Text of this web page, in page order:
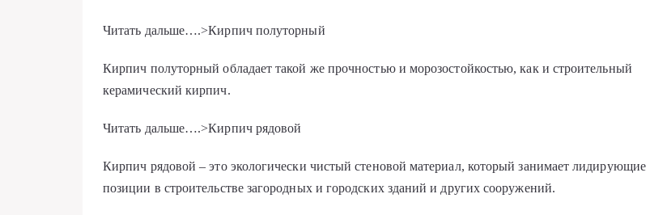
Читать дальше….>Кирпич полуторный
Кирпич полуторный обладает такой же прочностью и морозостойкостью, как и строительный
керамический кирпич.
Читать дальше….>Кирпич рядовой
Кирпич рядовой – это экологически чистый стеновой материал, который занимает лидирующие
позиции в строительстве загородных и городских зданий и других сооружений.